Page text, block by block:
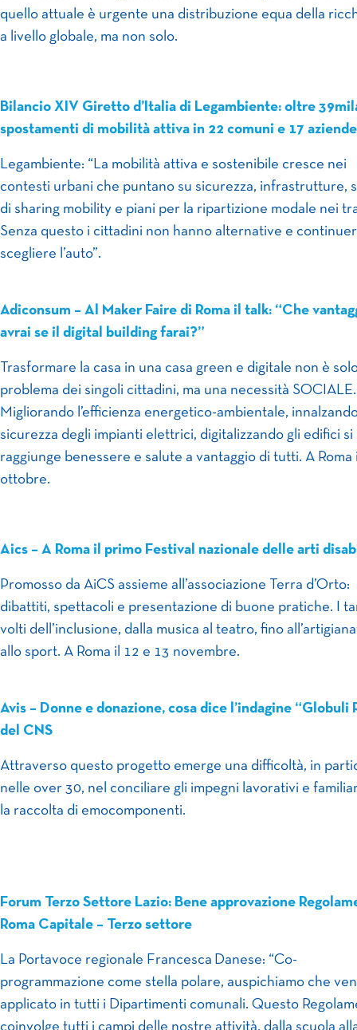
quello attuale è urgente una distribuzione equa della
a livello globale, ma non solo.
Bilancio XIV Giretto d’Italia di Legambiente: oltre
spostamenti di mobilità attiva in 22 comuni e 17 aziende
Legambiente: “La mobilità attiva e sostenibile cresce nei
contesti urbani che puntano su sicurezza, infrastrutture,
di sharing mobility e piani per la ripartizione modale nei
Senza questo i cittadini non hanno alternative e
scegliere l’auto”.
Adiconsum – Al Maker Faire di Roma il talk: “Che
avrai se il digital building farai?”
Trasformare la casa in una casa green e digitale non è
problema dei singoli cittadini, ma una necessità SOCIALE.
Migliorando l’efficienza energetico-ambientale,
sicurezza degli impianti elettrici, digitalizzando gli edifici si
raggiunge benessere e salute a vantaggio di tutti. A Roma
ottobre.
Aics – A Roma il primo Festival nazionale delle arti
Promosso da AiCS assieme all’associazione Terra d’Orto:
dibattiti, spettacoli e presentazione di buone pratiche. I
volti dell’inclusione, dalla musica al teatro, fino
allo sport. A Roma il 12 e 13 novembre.
Avis – Donne e donazione, cosa dice l’indagine “Globuli
del CNS
Attraverso questo progetto emerge una difficoltà, in
nelle over 30, nel conciliare gli impegni lavorativi e
la raccolta di emocomponenti.
Forum Terzo Settore Lazio: Bene approvazione
Roma Capitale – Terzo settore
La Portavoce regionale Francesca Danese: “Co-
programmazione come stella polare, auspichiamo che
applicato in tutti i Dipartimenti comunali. Questo
coinvolge tutti i campi delle nostre attività, dalla scuola